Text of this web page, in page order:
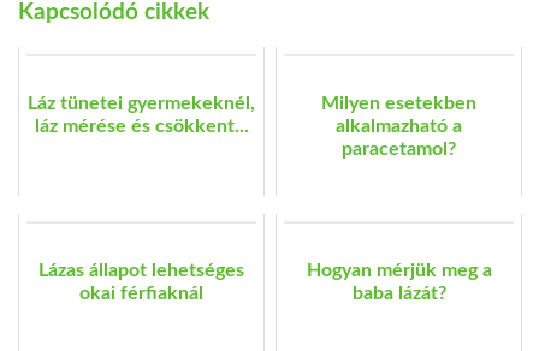
Kapcsolódó cikkek
Láz tünetei gyermekeknél,
láz mérése és csökkent...
Milyen esetekben
alkalmazható a
paracetamol?
Lázas állapot lehetséges
okai férfiaknál
Hogyan mérjük meg a
baba lázát?